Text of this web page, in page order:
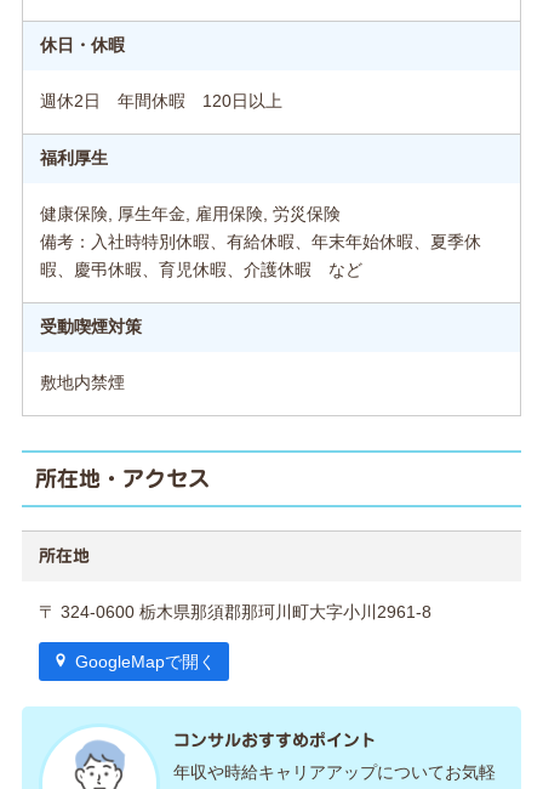
休日・休暇
週休2日 年間休暇 120日以上
福利厚生
健康保険, 厚生年金, 雇用保険, 労災保険
備考：入社時特別休暇、有給休暇、年末年始休暇、夏季休
暇、慶弔休暇、育児休暇、介護休暇 など
受動喫煙対策
敷地内禁煙
所在地・アクセス
所在地
〒 324-0600 栃木県那須郡那珂川町大字小川2961-8
GoogleMapで開く
コンサルおすすめポイント
年収や時給キャリアアップについてお気軽